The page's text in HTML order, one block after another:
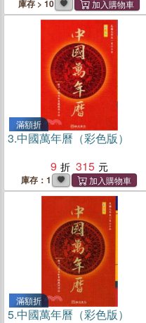
庫存 > 10
滿額折
3.中國萬年曆（彩色版）
9
315
庫存：1
滿額折
5.中國萬年曆（彩色版）